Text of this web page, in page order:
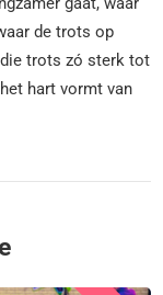
de trots op
trots zó sterk tot
hart vormt van